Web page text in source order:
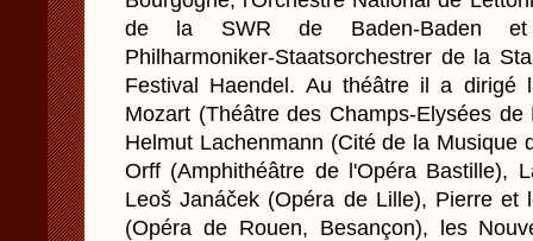
de la SWR de Baden-Baden et
Philharmoniker-Staatsorchestrer de la
Festival Haendel. Au théâtre il a dirigé
Mozart (Théâtre des Champs-Elysées
Helmut Lachenmann (Cité de la Musique
Orff (Amphithéâtre de l'Opéra Bastille),
Leoš Janáček (Opéra de Lille), Pierre et
(Opéra de Rouen, Besançon), les